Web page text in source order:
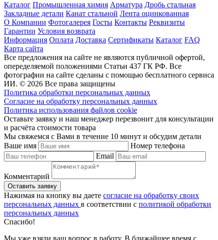
Каталог Промышленная химия Арматура Дробь стальная
Закладные детали Канат стальной Лента оцинкованная
О Компании Фотогалерея Госты Контакты Реквизиты
Гарантии Условия возврата
Информация Оплата Доставка Сертификаты Каталог FAQ
Карта сайта
Все предложения на сайте не являются публичной офертой,
опеределяемой положениями Статьи 437 ГК РФ. Все
фотографии на сайте сделаны с помощью бесплатного сервиса
ИИ. © 2026 Все права защищены
Политика обработки персональных данных
Согласие на обработку персональных данных
Политика использования файлов cookie
Оставьте заявку и наш менеджер перезвонит для консультации
и расчёта стоимости товара
Мы свяжемся с Вами в течение 10 минут и обсудим детали
Ваше имя
Номер телефона
Email
Комментарий
Нажимая на кнопку вы даете согласие на обработку своих
персональных данных в соответствии с политикой обработки
персональных данных
Спасибо!